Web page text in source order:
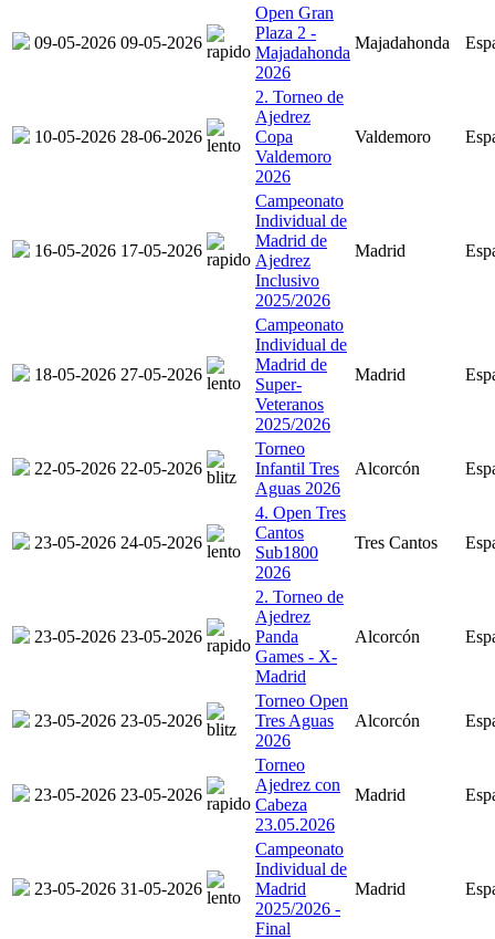
09-05-2026 09-05-2026
Open Gran
Plaza 2 -
Majadahonda
2026
Majadahonda
10-05-2026 28-06-2026
2. Torneo de
Ajedrez
Copa
Valdemoro
2026
Valdemoro
16-05-2026 17-05-2026
Campeonato
Individual de
Madrid de
Ajedrez
Inclusivo
2025/2026
Madrid
18-05-2026 27-05-2026
Campeonato
Individual de
Madrid de
Super-
Veteranos
2025/2026
Madrid
22-05-2026 22-05-2026
Torneo
Infantil Tres
Aguas 2026
Alcorcón
23-05-2026 24-05-2026
4. Open Tres
Cantos
Sub1800
2026
Tres Cantos
23-05-2026 23-05-2026
2. Torneo de
Ajedrez
Panda
Games - X-
Madrid
Alcorcón
23-05-2026 23-05-2026
Torneo Open
Tres Aguas
2026
Alcorcón
23-05-2026 23-05-2026
Torneo
Ajedrez con
Cabeza
23.05.2026
Madrid
23-05-2026 31-05-2026
Campeonato
Individual de
Madrid
2025/2026 -
Final
Madrid